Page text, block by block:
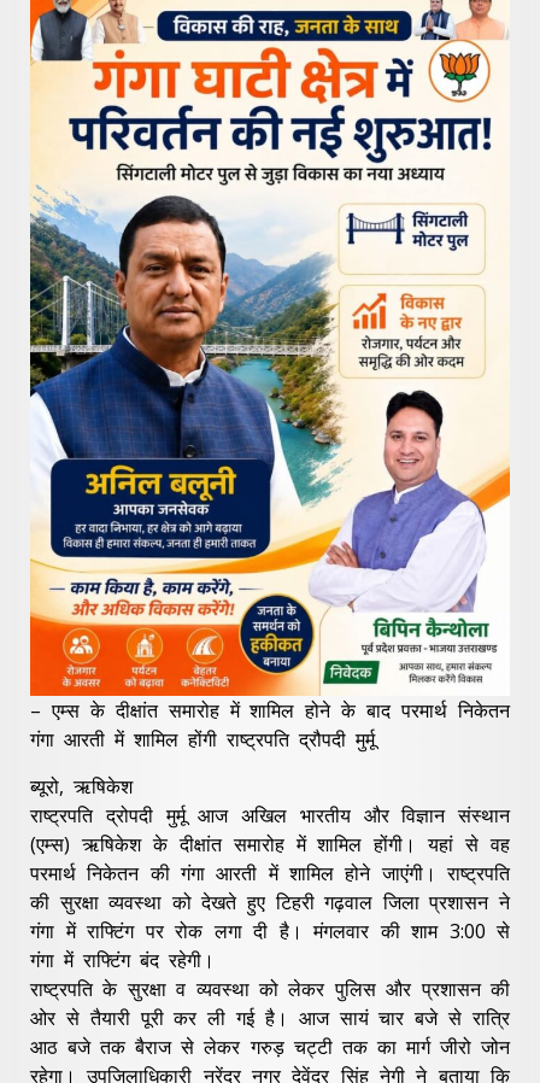
– एम्स के दीक्षांत समारोह में शामिल होने के बाद परमार्थ निकेतन
गंगा आरती में शामिल होंगी राष्ट्रपति द्रौपदी मुर्मू
ब्यूरो, ऋषिकेश
राष्ट्रपति द्रोपदी मुर्मू आज अखिल भारतीय और विज्ञान संस्थान
(एम्स) ऋषिकेश के दीक्षांत समारोह में शामिल होंगी। यहां से वह
परमार्थ निकेतन की गंगा आरती में शामिल होने जाएंगी। राष्ट्रपति
की सुरक्षा व्यवस्था को देखते हुए टिहरी गढ़वाल जिला प्रशासन ने
गंगा में राफ्टिंग पर रोक लगा दी है। मंगलवार की शाम 3:00 से
गंगा में राफ्टिंग बंद रहेगी।
राष्ट्रपति के सुरक्षा व व्यवस्था को लेकर पुलिस और प्रशासन की
ओर से तैयारी पूरी कर ली गई है। आज सायं चार बजे से रात्रि
आठ बजे तक बैराज से लेकर गरुड़ चट्टी तक का मार्ग जीरो जोन
रहेगा। उपजिलाधिकारी नरेंद्र नगर देवेंद्र सिंह नेगी ने बताया कि